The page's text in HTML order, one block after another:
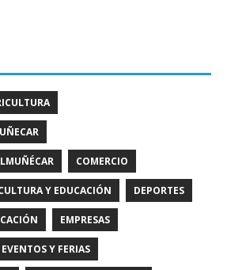
COMERCIO
Y EDUCACIÓN DEPORTES
EMPRESAS
EVENTOS Y FERIAS